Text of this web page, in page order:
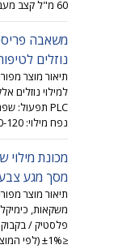
60 מ"ל קצב מעבר: ≥ […]
משאבה
נוזלים
תיאור מוצר
נפח מילוי: 10-120 מ"ל דיוק מילוי: ≤ […]
מכונת מילוי
מסך מגע
תיאור מוצר
פלסטיק / בקבוק
≤±1% (לפי המוצר) גבוה [ …]